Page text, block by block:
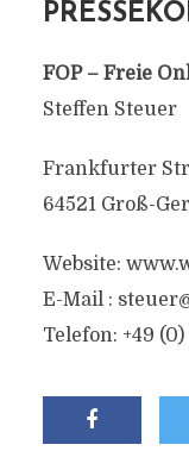
FOP – Freie
Steffen Steuer
Frankfurter
64521 Groß-
Website:
E-Mail :
Telefon: +49